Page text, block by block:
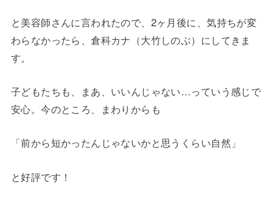
と美容師さんに言われたので、2ヶ月後に、気持ちが変
わらなかったら、倉科カナ（大竹しのぶ）にしてきま
す。
子どもたちも、まあ、いいんじゃない…っていう感じで
安心。今のところ、まわりからも
「前から短かったんじゃないかと思うくらい自然」
と好評です！